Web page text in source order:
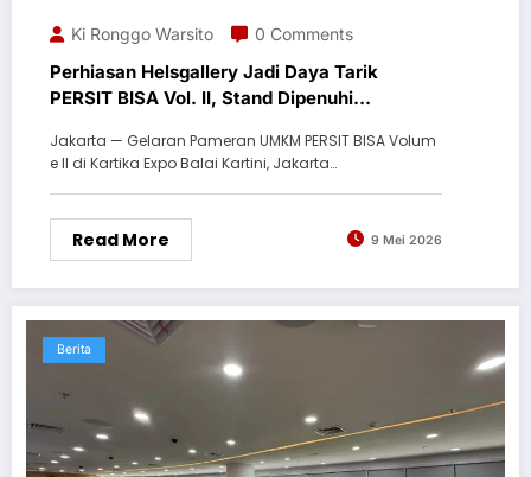
Ki Ronggo Warsito 0 Comments
Perhiasan Helsgallery Jadi Daya Tarik
PERSIT BISA Vol. II, Stand Dipenuhi
Jakarta — Gelaran Pameran UMKM PERSIT BISA Volum
e II di Kartika Expo Balai Kartini, Jakarta…
Read More 9 Mei 2026
Berita